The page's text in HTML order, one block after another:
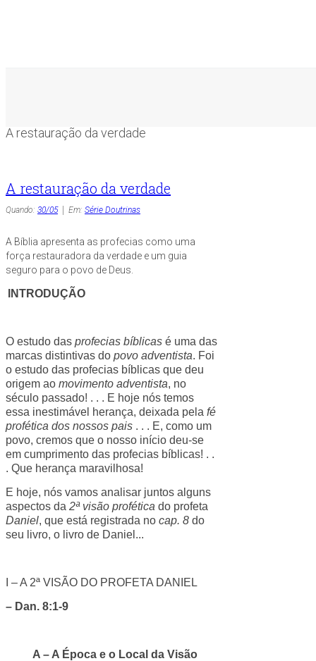
A restauração da verdade
A restauração da verdade
Quando: 30/05 Em: Série Doutrinas
A Bíblia apresenta as profecias como uma
força restauradora da verdade e um guia
seguro para o povo de Deus.
INTRODUÇÃO
O estudo das profecias bíblicas é uma das
marcas distintivas do povo adventista. Foi
o estudo das profecias bíblicas que deu
origem ao movimento adventista, no
século passado! . . . E hoje nós temos
essa inestimável herança, deixada pela fé
profética dos nossos pais . . . E, como um
povo, cremos que o nosso início deu-se
em cumprimento das profecias bíblicas! . .
. Que herança maravilhosa!
E hoje, nós vamos analisar juntos alguns
aspectos da 2ª visão profética do profeta
Daniel, que está registrada no cap. 8 do
seu livro, o livro de Daniel...
I – A 2ª VISÃO DO PROFETA DANIEL
– Dan. 8:1-9
A – A Época e o Local da Visão